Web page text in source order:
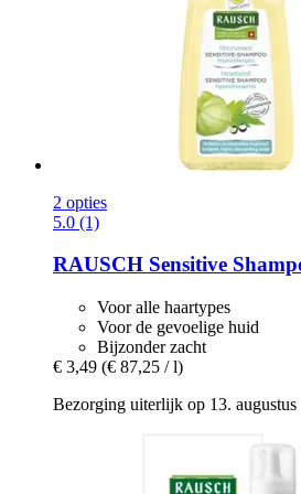
2 opties
5.0 (1)
RAUSCH Sensitive
Voor alle haartypes
Voor de gevoelige huid
Bijzonder zacht
€ 3,49 (€ 87,25 / l)
Bezorging uiterlijk op 13. augustus